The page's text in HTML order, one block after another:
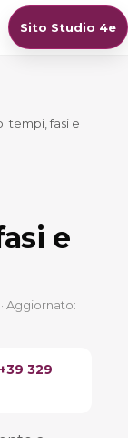
Sito Studio 4e
tempi, fasi e
e
Aggiornato:
329